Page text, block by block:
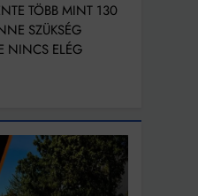
TÖBB MINT 130
SZÜKSÉG
NINCS ELÉG